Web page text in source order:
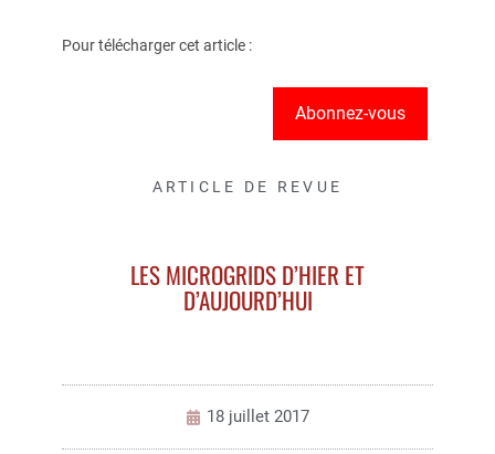
Pour télécharger cet article :
Abonnez-vous
ARTICLE DE REVUE
LES MICROGRIDS D’HIER ET
D’AUJOURD’HUI
18 juillet 2017